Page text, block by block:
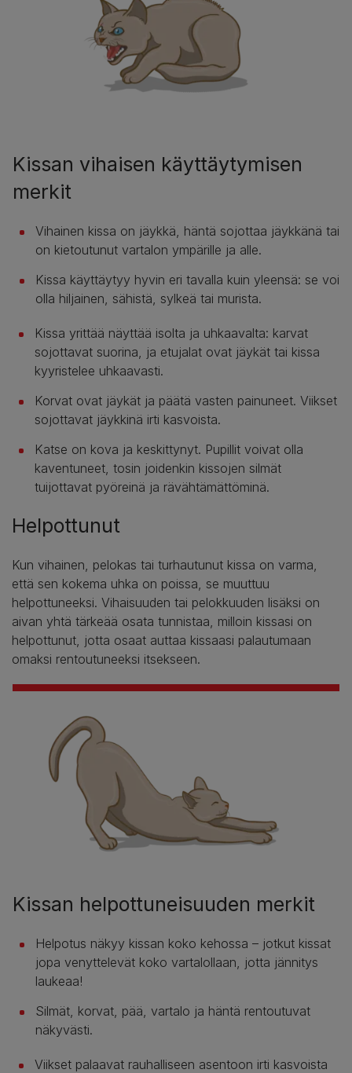
Kissan vihaisen käyttäytymisen
merkit
Vihainen kissa on jäykkä, häntä sojottaa jäykkänä tai
on kietoutunut vartalon ympärille ja alle.
Kissa käyttäytyy hyvin eri tavalla kuin yleensä: se voi
olla hiljainen, sähistä, sylkeä tai murista.
Kissa yrittää näyttää isolta ja uhkaavalta: karvat
sojottavat suorina, ja etujalat ovat jäykät tai kissa
kyyristelee uhkaavasti.
Korvat ovat jäykät ja päätä vasten painuneet. Viikset
sojottavat jäykkinä irti kasvoista.
Katse on kova ja keskittynyt. Pupillit voivat olla
kaventuneet, tosin joidenkin kissojen silmät
tuijottavat pyöreinä ja rävähtämättöminä.
Helpottunut
Kun vihainen, pelokas tai turhautunut kissa on varma,
että sen kokema uhka on poissa, se muuttuu
helpottuneeksi. Vihaisuuden tai pelokkuuden lisäksi on
aivan yhtä tärkeää osata tunnistaa, milloin kissasi on
helpottunut, jotta osaat auttaa kissaasi palautumaan
omaksi rentoutuneeksi itsekseen.
Kissan helpottuneisuuden merkit
Helpotus näkyy kissan koko kehossa – jotkut kissat
jopa venyttelevät koko vartalollaan, jotta jännitys
laukeaa!
Silmät, korvat, pää, vartalo ja häntä rentoutuvat
näkyvästi.
Viikset palaavat rauhalliseen asentoon irti kasvoista